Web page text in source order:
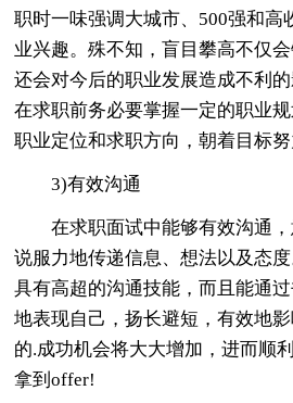
职时一味强调大城市、500强和高
业兴趣。殊不知，盲目攀高不仅
还会对今后的职业发展造成不利
在求职前务必要掌握一定的职业
职业定位和求职方向，朝着目标努
3)有效沟通
在求职面试中能够有效沟通，
说服力地传递信息、想法以及态
具有高超的沟通技能，而且能通
地表现自己，扬长避短，有效地
的.成功机会将大大增加，进而顺
拿到offer!